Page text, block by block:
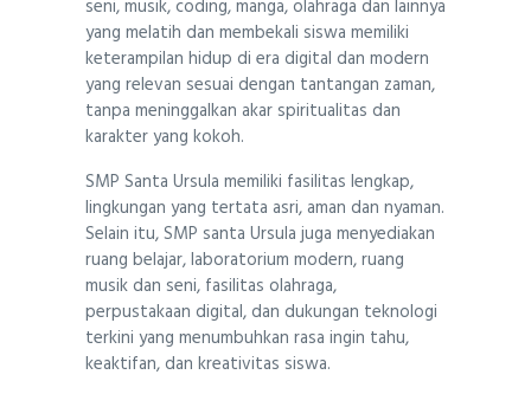
seni, musik, coding, manga, olahraga dan lainnya
yang melatih dan membekali siswa memiliki
keterampilan hidup di era digital dan modern
yang relevan sesuai dengan tantangan zaman,
tanpa meninggalkan akar spiritualitas dan
karakter yang kokoh.
SMP Santa Ursula memiliki fasilitas lengkap,
lingkungan yang tertata asri, aman dan nyaman.
Selain itu, SMP santa Ursula juga menyediakan
ruang belajar, laboratorium modern, ruang
musik dan seni, fasilitas olahraga,
perpustakaan digital, dan dukungan teknologi
terkini yang menumbuhkan rasa ingin tahu,
keaktifan, dan kreativitas siswa.